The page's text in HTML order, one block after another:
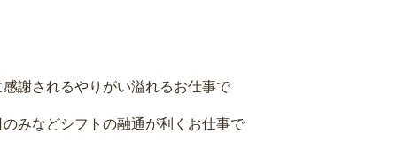
謝されるやりがい溢れるお仕事で
みなどシフトの融通が利くお仕事で